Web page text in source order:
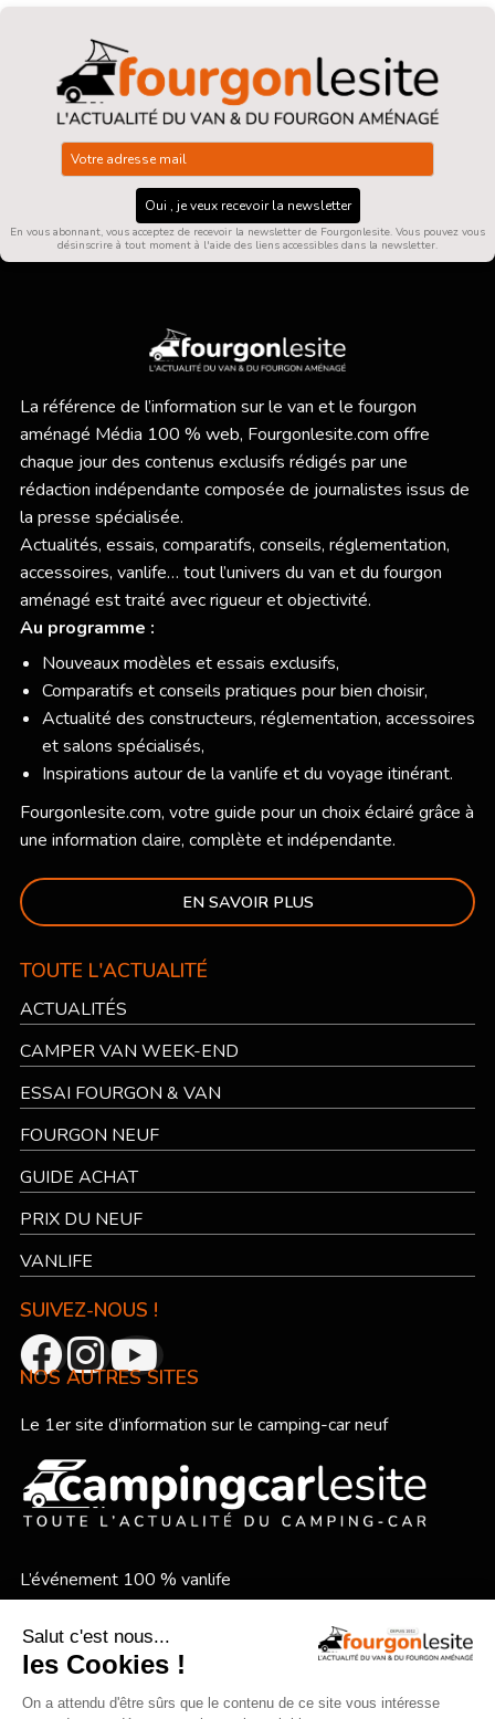
Oui , je veux recevoir la newsletter
En vous abonnant, vous acceptez de recevoir la newsletter de Fourgonlesite. Vous pouvez vous
désinscrire à tout moment à l'aide des liens accessibles dans la newsletter.
La référence de l’information sur le van et le fourgon
aménagé Média 100 % web, Fourgonlesite.com offre
chaque jour des contenus exclusifs rédigés par une
rédaction indépendante composée de journalistes issus de
la presse spécialisée.
Actualités, essais, comparatifs, conseils, réglementation,
accessoires, vanlife… tout l’univers du van et du fourgon
aménagé est traité avec rigueur et objectivité.
Au programme :
Nouveaux modèles et essais exclusifs,
Comparatifs et conseils pratiques pour bien choisir,
Actualité des constructeurs, réglementation, accessoires
et salons spécialisés,
Inspirations autour de la vanlife et du voyage itinérant.
Fourgonlesite.com, votre guide pour un choix éclairé grâce à
une information claire, complète et indépendante.
EN SAVOIR PLUS
TOUTE L'ACTUALITÉ
ACTUALITÉS
CAMPER VAN WEEK-END
ESSAI FOURGON & VAN
FOURGON NEUF
GUIDE ACHAT
PRIX DU NEUF
VANLIFE
SUIVEZ-NOUS !
NOS AUTRES SITES
Le 1er site d’information sur le camping-car neuf
L’événement 100 % vanlife